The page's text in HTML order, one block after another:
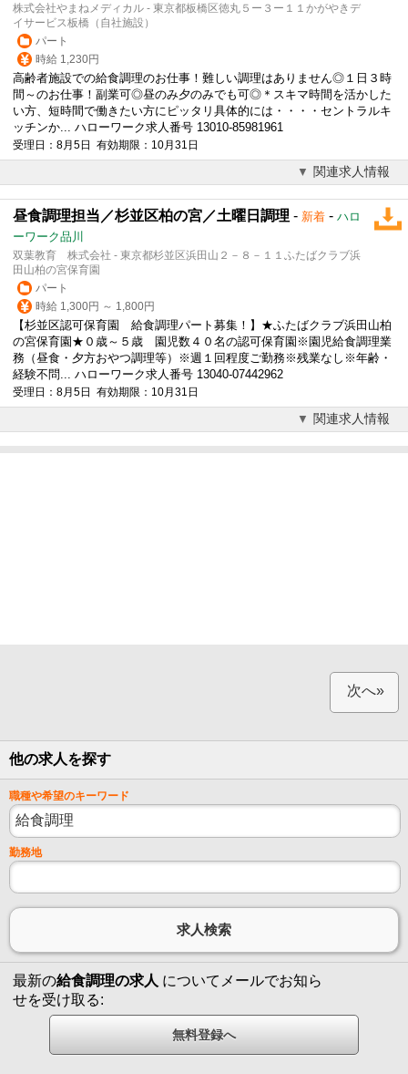
株式会社やまねメディカル - 東京都板橋区徳丸５ー３ー１１かがやきデ
イサービス板橋（自社施設）
パート
時給 1,230円
高齢者施設での給食調理のお仕事！難しい調理はありません◎１日３時
間～のお仕事！副業可◎昼のみ夕のみでも可◎＊スキマ時間を活かした
い方、短時間で働きたい方にピッタリ具体的には・・・・セントラルキ
ッチンか... ハローワーク求人番号 13010-85981961
受理日：8月5日 有効期限：10月31日
関連求人情報
昼食調理担当／杉並区柏の宮／土曜日調理 - 新着 - ハロ
ーワーク品川
双葉教育 株式会社 - 東京都杉並区浜田山２－８－１１ふたばクラブ浜
田山柏の宮保育園
パート
時給 1,300円 ～ 1,800円
【杉並区認可保育園 給食調理パート募集！】★ふたばクラブ浜田山柏
の宮保育園★０歳～５歳 園児数４０名の認可保育園※園児給食調理業
務（昼食・夕方おやつ調理等）※週１回程度ご勤務※残業なし※年齢・
経験不問... ハローワーク求人番号 13040-07442962
受理日：8月5日 有効期限：10月31日
関連求人情報
次へ»
他の求人を探す
職種や希望のキーワード
勤務地
最新の給食調理の求人 についてメールでお知ら
せを受け取る: